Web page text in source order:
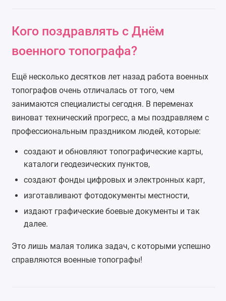
Кого поздравлять с Днём
военного топографа?
Ещё несколько десятков лет назад работа военных
топографов очень отличалась от того, чем
занимаются специалисты сегодня. В переменах
виноват технический прогресс, а мы поздравляем с
профессиональным праздником людей, которые:
создают и обновляют топографические карты,
каталоги геодезических пунктов,
создают фонды цифровых и электронных карт,
изготавливают фотодокументы местности,
издают графические боевые документы и так
далее.
Это лишь малая толика задач, с которыми успешно
справляются военные топографы!